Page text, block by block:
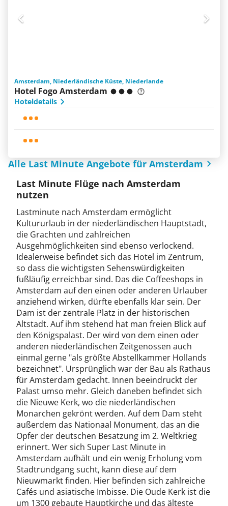
Amsterdam, Niederländische Küste, Niederlande
Hotel Fogo Amsterdam
Hoteldetails
Alle Last Minute Angebote für Amsterdam
Last Minute Flüge nach Amsterdam
nutzen
Lastminute nach Amsterdam ermöglicht
Kultururlaub in der niederländischen Hauptstadt,
die Grachten und zahlreichen
Ausgehmöglichkeiten sind ebenso verlockend.
Idealerweise befindet sich das Hotel im Zentrum,
so dass die wichtigsten Sehenswürdigkeiten
fußläufig erreichbar sind. Das die Coffeeshops in
Amsterdam auf den einen oder anderen Urlauber
anziehend wirken, dürfte ebenfalls klar sein. Der
Dam ist der zentrale Platz in der historischen
Altstadt. Auf ihm stehend hat man freien Blick auf
den Königspalast. Der wird von dem einen oder
anderen niederländischen Zeitgenossen auch
einmal gerne "als größte Abstellkammer Hollands
bezeichnet". Ursprünglich war der Bau als Rathaus
für Amsterdam gedacht. Innen beeindruckt der
Palast umso mehr. Gleich daneben befindet sich
die Nieuwe Kerk, wo die niederländischen
Monarchen gekrönt werden. Auf dem Dam steht
außerdem das Nationaal Monument, das an die
Opfer der deutschen Besatzung im 2. Weltkrieg
erinnert. Wer sich Super Last Minute in
Amsterdam aufhält und ein wenig Erholung vom
Stadtrundgang sucht, kann diese auf dem
Nieuwmarkt finden. Hier befinden sich zahlreiche
Cafés und asiatische Imbisse. Die Oude Kerk ist die
um 1300 gebaute Hauptkirche und das älteste